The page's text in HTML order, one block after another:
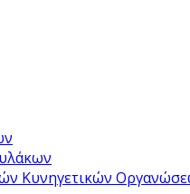
Κυνηγετικών